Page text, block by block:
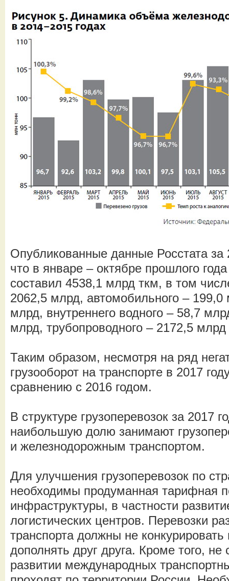
Опубликованные данные Росстата за
что в январе – октябре прошлого
составил 4538,1 млрд ткм, в том
2062,5 млрд, автомобильного – 199,0
млрд, внутреннего водного – 58,7
млрд, трубопроводного – 2172,5
Таким образом, несмотря на ряд
грузооборот на транспорте в 2017
сравнению с 2016 годом.
В структуре грузоперевозок за 2017
наибольшую долю занимают
и железнодорожным транспортом.
Для улучшения грузоперевозок по
необходимы продуманная тарифная
инфраструктуры, в частности
логистических центров. Перевозки
транспорта должны не
дополнять друг друга. Кроме того, не
развитии международных